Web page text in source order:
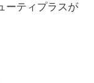
ーティプラスが